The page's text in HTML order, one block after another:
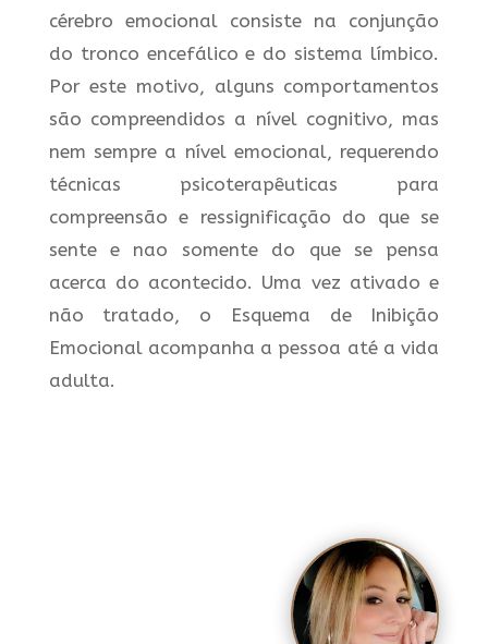
cérebro emocional consiste na conjunção
do tronco encefálico e do sistema límbico.
Por este motivo, alguns comportamentos
são compreendidos a nível cognitivo, mas
nem sempre a nível emocional, requerendo
técnicas psicoterapêuticas para
compreensão e ressignificação do que se
sente e nao somente do que se pensa
acerca do acontecido. Uma vez ativado e
não tratado, o Esquema de Inibição
Emocional acompanha a pessoa até a vida
adulta.